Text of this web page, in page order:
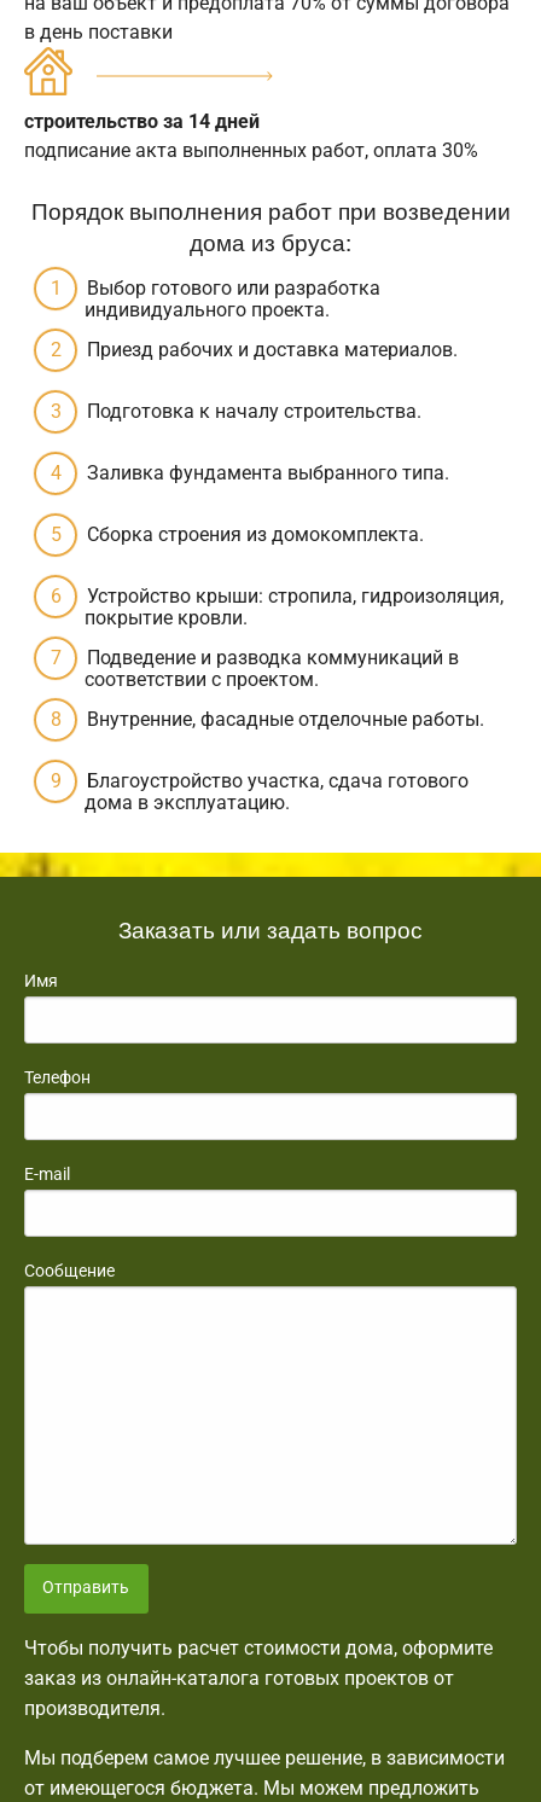
в день поставки
строительство за 14 дней
подписание акта выполненных работ, оплата 30%
Порядок выполнения работ при возведении
дома из бруса:
Выбор готового или разработка
индивидуального проекта.
Приезд рабочих и доставка материалов.
Подготовка к началу строительства.
Заливка фундамента выбранного типа.
Сборка строения из домокомплекта.
Устройство крыши: стропила, гидроизоляция,
покрытие кровли.
Подведение и разводка коммуникаций в
соответствии с проектом.
Внутренние, фасадные отделочные работы.
Благоустройство участка, сдача готового
дома в эксплуатацию.
Заказать или задать вопрос
Имя
Телефон
E-mail
Сообщение
Отправить
Чтобы получить расчет стоимости дома, оформите
заказ из онлайн-каталога готовых проектов от
производителя.
Мы подберем самое лучшее решение, в зависимости
от имеющегося бюджета. Мы можем предложить